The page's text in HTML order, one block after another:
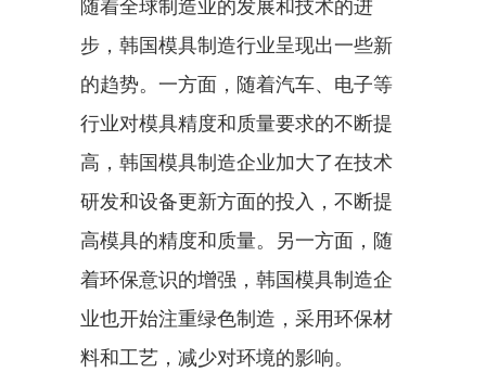
随着全球制造业的发展和技术的进
步，韩国模具制造行业呈现出一些新
的趋势。一方面，随着汽车、电子等
行业对模具精度和质量要求的不断提
高，韩国模具制造企业加大了在技术
研发和设备更新方面的投入，不断提
高模具的精度和质量。另一方面，随
着环保意识的增强，韩国模具制造企
业也开始注重绿色制造，采用环保材
料和工艺，减少对环境的影响。